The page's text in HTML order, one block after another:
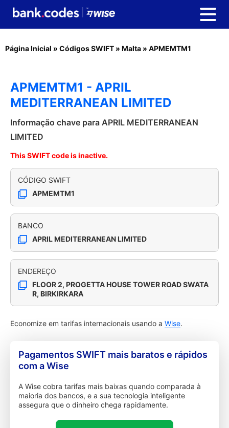
Página Inicial » Códigos SWIFT » Malta » APMEMTM1
APMEMTM1 - APRIL
MEDITERRANEAN LIMITED
Informação chave para APRIL MEDITERRANEAN
LIMITED
This SWIFT code is inactive.
CÓDIGO SWIFT
APMEMTM1
BANCO
APRIL MEDITERRANEAN LIMITED
ENDEREÇO
FLOOR 2, PROGETTA HOUSE TOWER ROAD SWATA
R, BIRKIRKARA
Economize em tarifas internacionais usando a Wise.
Pagamentos SWIFT mais baratos e rápidos
com a Wise
A Wise cobra tarifas mais baixas quando comparada à
maioria dos bancos, e a sua tecnologia inteligente
assegura que o dinheiro chega rapidamente.